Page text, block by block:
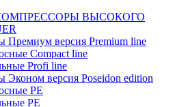
ВЫСОКОГО
Премиум версия Premium line
Compact line
Profi line
Эконом версия Poseidon edition
PE
PE